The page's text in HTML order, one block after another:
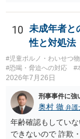
身が著作権者です
短いキャッチコピ
りません。ただし
は、その表現部分
の著作権は撮影者
（著作権法2条・17
等は別として、一
材を希望に沿って
いと考えられます
ても、その権利は
10
未成年者と
性と対処法
#児童ポルノ・わいせつ
#恐喝・脅迫への対応
#
2026年7月26日
刑事事件に強
奥村 徹 弁護
年齢確認もしてい
できないので 詐欺